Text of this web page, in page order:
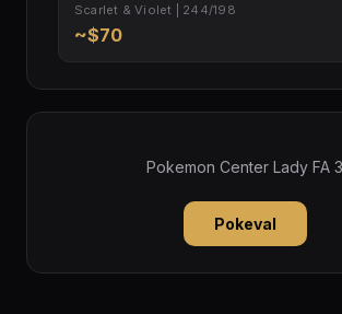
Scarlet & Violet | 244/198
~$70
Pokemon Center Lady FA 3
Pokeval